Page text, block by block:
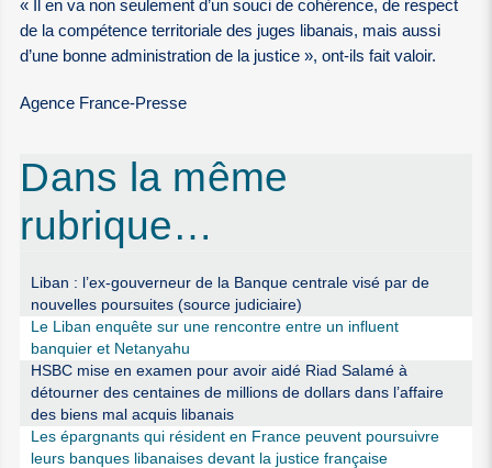
« Il en va non seulement d’un souci de cohérence, de respect
de la compétence territoriale des juges libanais, mais aussi
d’une bonne administration de la justice », ont-ils fait valoir.
Agence France-Presse
Dans la même
rubrique…
Liban : l’ex-gouverneur de la Banque centrale visé par de
nouvelles poursuites (source judiciaire)
Le Liban enquête sur une rencontre entre un influent
banquier et Netanyahu
HSBC mise en examen pour avoir aidé Riad Salamé à
détourner des centaines de millions de dollars dans l’affaire
des biens mal acquis libanais
Les épargnants qui résident en France peuvent poursuivre
leurs banques libanaises devant la justice française